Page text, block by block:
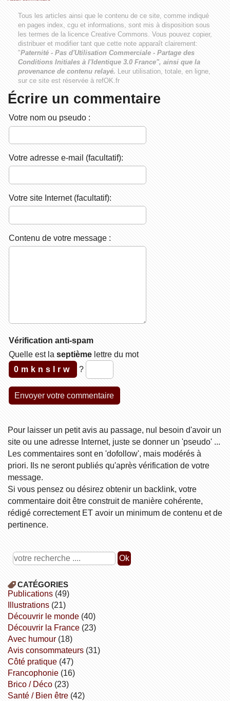
Tous les articles ainsi que le contenu de ce site, comme indiqué
en pages index, cgu et informations, sont mis à disposition sous
les termes de la licence Creative Commons . Vous pouvez copier,
distribuer et modifier tant que cette note apparaît clairement:
"Paternité - Pas d'Utilisation Commerciale - Partage des
Conditions Initiales à l'Identique 3.0 France", ainsi que la
provenance de contenu relayé.
Leur utilisation, totale, en ligne,
sur ce site est réservée à refOK.fr
Écrire un commentaire
Votre nom ou pseudo :
Votre adresse e-mail (facultatif):
Votre site Internet (facultatif):
Contenu de votre message :
Vérification anti-spam
Quelle est la septièmelettre du mot
0mknslrw
?
Pour laisser un petit avis au passage, nul besoin d'avoir un
site ou une adresse Internet, juste se donner un 'pseudo' ...
Les commentaires sont en 'dofollow', mais modérés à
priori. Ils ne seront publiés qu'après vérification de votre
message.
Si vous pensez ou désirez obtenir un backlink, votre
commentaire doit être construit de manière cohérente,
rédigé correctement ET avoir un minimum de contenu et de
pertinence.
CATÉGORIES
publications(49)
illustrations(21)
découvrir le monde(40)
découvrir la France(23)
avec humour(18)
avis consommateurs(31)
côté pratique(47)
Francophonie(16)
Brico / Déco(23)
Santé / Bien être(42)